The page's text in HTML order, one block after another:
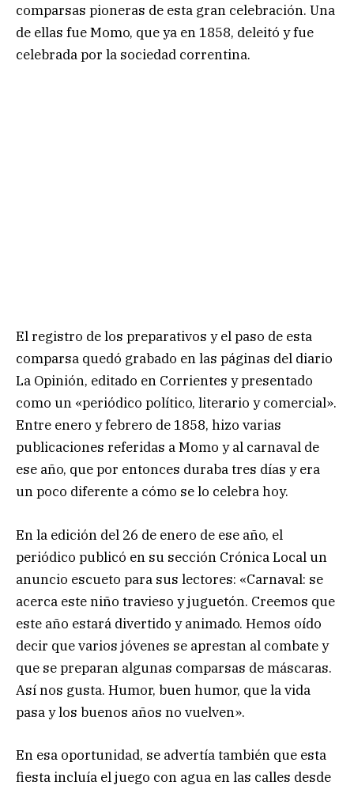
comparsas pioneras de esta gran celebración. Una
de ellas fue Momo, que ya en 1858, deleitó y fue
celebrada por la sociedad correntina.
El registro de los preparativos y el paso de esta
comparsa quedó grabado en las páginas del diario
La Opinión, editado en Corrientes y presentado
como un «periódico político, literario y comercial».
Entre enero y febrero de 1858, hizo varias
publicaciones referidas a Momo y al carnaval de
ese año, que por entonces duraba tres días y era
un poco diferente a cómo se lo celebra hoy.
En la edición del 26 de enero de ese año, el
periódico publicó en su sección Crónica Local un
anuncio escueto para sus lectores: «Carnaval: se
acerca este niño travieso y juguetón. Creemos que
este año estará divertido y animado. Hemos oído
decir que varios jóvenes se aprestan al combate y
que se preparan algunas comparsas de máscaras.
Así nos gusta. Humor, buen humor, que la vida
pasa y los buenos años no vuelven».
En esa oportunidad, se advertía también que esta
fiesta incluía el juego con agua en las calles desde